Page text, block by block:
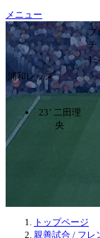
メニュー
プ
チ
1ｰ
浦和レッズ
23’ 二田理
央
トップページ
親善試合 / フレ